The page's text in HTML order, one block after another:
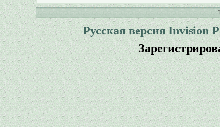
Русская версия Invision